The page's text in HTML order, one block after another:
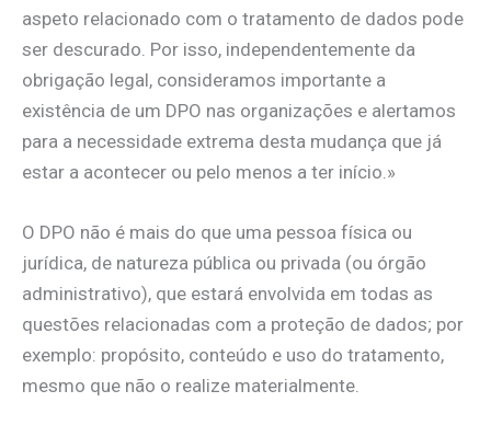
aspeto relacionado com o tratamento de dados pode
ser descurado. Por isso, independentemente da
obrigação legal, consideramos importante a
existência de um DPO nas organizações e alertamos
para a necessidade extrema desta mudança que já
estar a acontecer ou pelo menos a ter início.»
O DPO não é mais do que uma pessoa física ou
jurídica, de natureza pública ou privada (ou órgão
administrativo), que estará envolvida em todas as
questões relacionadas com a proteção de dados; por
exemplo: propósito, conteúdo e uso do tratamento,
mesmo que não o realize materialmente.